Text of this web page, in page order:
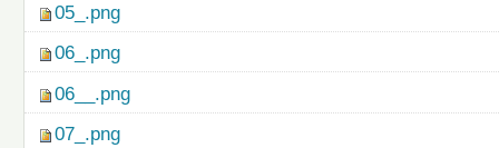
05_.png
06_.png
06__.png
07_.png